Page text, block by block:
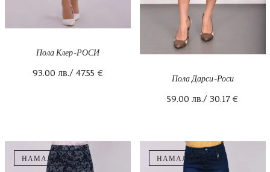
Пола Клер-РОСИ
93.00 лв./ 47.55 €
Пола Дарси-Роси
59.00 лв./ 30.17 €
НАМАЛЕНИЕ! НАМАЛЕНИЕ!